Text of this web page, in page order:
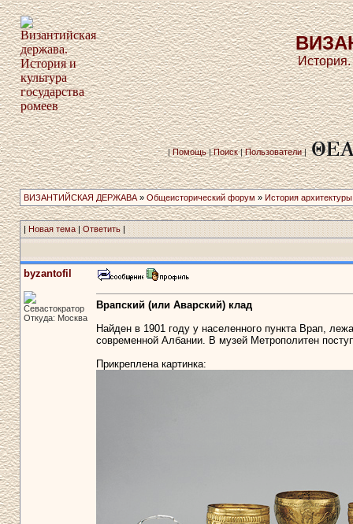
|Помощь|Поиск|Пользователи|
ВИЗАНТИЙСКАЯ ДЕРЖАВА» Общеисторический форум » История архитектуры
| Новая тема|Ответить|
byzantofil
Севастократор
Откуда: Москва
Врапский (или Аварский) клад
Найден в 1901 году у населенного пункта Врап,
современной Албании. В музей Метрополитен
Прикреплена картинка: